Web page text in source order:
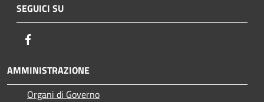
SEGUICI SU
AMMINISTRAZIONE
Organi di Governo